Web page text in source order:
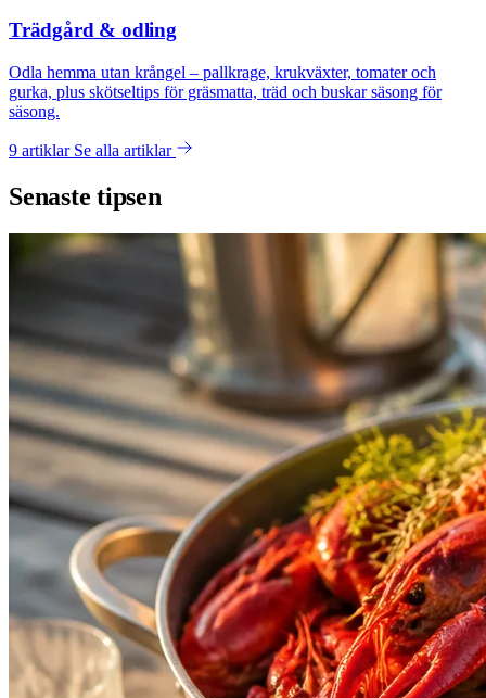
Trädgård & odling
Odla hemma utan krångel – pallkrage, krukväxter, tomater och
gurka, plus skötseltips för gräsmatta, träd och buskar säsong för
säsong.
9 artiklar Se alla artiklar
Senaste tipsen